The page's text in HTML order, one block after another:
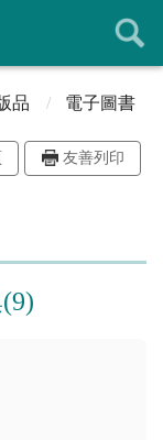
品 電子圖書
友善列印